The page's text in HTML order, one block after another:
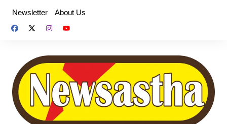
content
Newsletter About Us